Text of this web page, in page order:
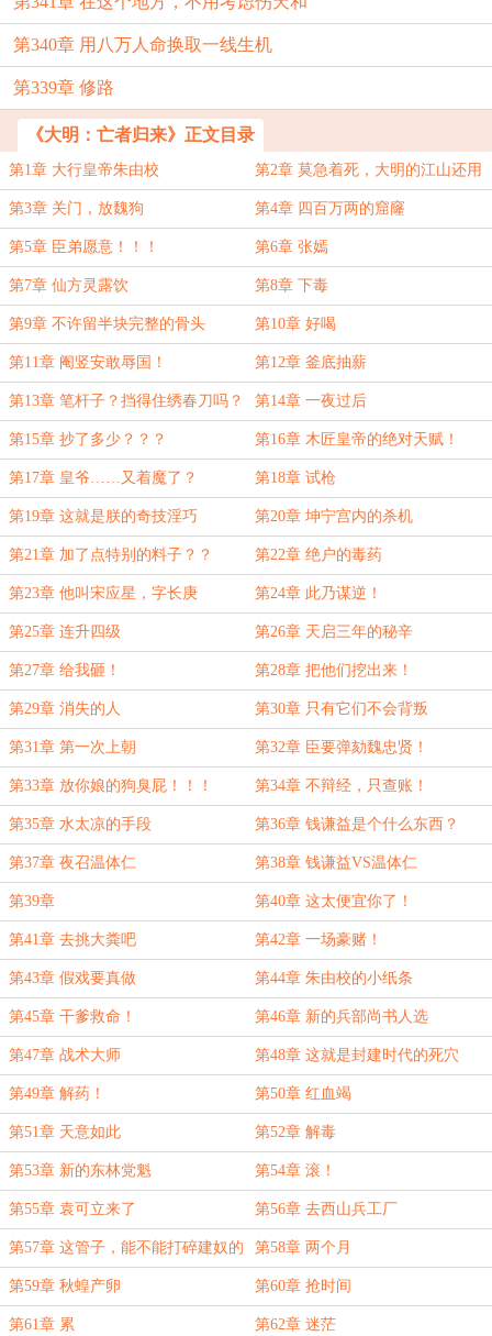
第340章 用八万人命换取一线生机
第339章 修路
《大明：亡者归来》正文目录
第1章 大行皇帝朱由校 第2章 莫急着死，大明的江山还用
得着你
第3章 关门，放魏狗 第4章 四百万两的窟窿
第5章 臣弟愿意！！！ 第6章 张嫣
第7章 仙方灵露饮 第8章 下毒
第9章 不许留半块完整的骨头 第10章 好喝
第11章 阉竖安敢辱国！ 第12章 釜底抽薪
第13章 笔杆子？挡得住绣春刀吗？ 第14章 一夜过后
第15章 抄了多少？？？ 第16章 木匠皇帝的绝对天赋！
第17章 皇爷……又着魔了？ 第18章 试枪
第19章 这就是朕的奇技淫巧 第20章 坤宁宫内的杀机
第21章 加了点特别的料子？？ 第22章 绝户的毒药
第23章 他叫宋应星，字长庚 第24章 此乃谋逆！
第25章 连升四级 第26章 天启三年的秘辛
第27章 给我砸！ 第28章 把他们挖出来！
第29章 消失的人 第30章 只有它们不会背叛
第31章 第一次上朝 第32章 臣要弹劾魏忠贤！
第33章 放你娘的狗臭屁！！！ 第34章 不辩经，只查账！
第35章 水太凉的手段 第36章 钱谦益是个什么东西？
第37章 夜召温体仁 第38章 钱谦益VS温体仁
第39章 第40章 这太便宜你了！
第41章 去挑大粪吧 第42章 一场豪赌！
第43章 假戏要真做 第44章 朱由校的小纸条
第45章 干爹救命！ 第46章 新的兵部尚书人选
第47章 战术大师 第48章 这就是封建时代的死穴
第49章 解药！ 第50章 红血竭
第51章 天意如此 第52章 解毒
第53章 新的东林党魁 第54章 滚！
第55章 袁可立来了 第56章 去西山兵工厂
第57章 这管子，能不能打碎建奴的
狗头？
第58章 两个月
第59章 秋蝗产卵 第60章 抢时间
第61章 累 第62章 迷茫